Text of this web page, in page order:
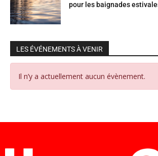
pour les baignades
LES ÉVÉNEMENTS À VENIR
Il n’y a actuellement aucun évènement.